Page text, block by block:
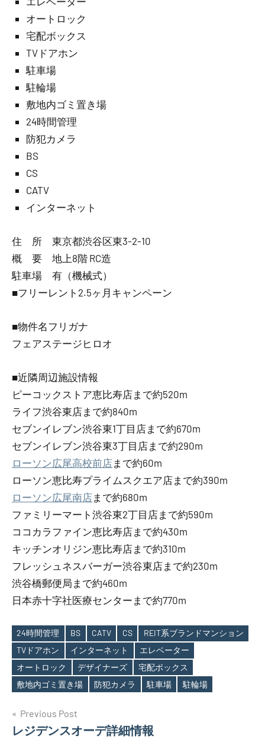
オートロック
宅配ボックス
TVドアホン
駐車場
駐輪場
敷地内ゴミ置き場
24時間管理
防犯カメラ
BS
CS
CATV
インターネット
住 所 東京都渋谷区東3-2-10
概 要 地上8階 RC造
駐車場 有（機械式）
■フリーレント2.5ヶ月キャンペーン
■物件名フリガナ
フェアステージヒロオ
■近隣周辺施設情報
ピーコックストア恵比寿店まで約520m
ライフ渋谷東店まで約840m
セブンイレブン渋谷東1丁目店まで約670m
セブンイレブン渋谷東3丁目店まで約290m
ローソン広尾高校前店まで約60m
ローソン恵比寿プライムスクエア店まで約390m
ローソン広尾南店まで約680m
ファミリーマート渋谷東2丁目店まで約590m
ココカラファイン恵比寿店まで約430m
キッチンオリジン恵比寿店まで約310m
フレッシュネスバーガー渋谷東店まで約230m
渋谷橋郵便局まで約460m
日本赤十字社医療センターまで約770m
Tags
24時間管理 BS CATV CS
REIT系ブランドマンション
TVドアホン
インターネット
エレベーター
オートロック
デザイナーズ
宅配ボックス
敷地内ゴミ置き場
防犯カメラ 駐車場 駐輪場
投
稿
Previous Post
レジデンスオーデ詳細情報